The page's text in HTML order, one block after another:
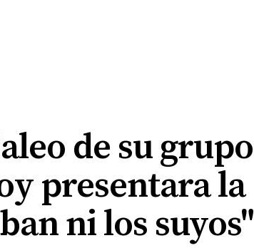
de su grupo
presentara la
ni los suyos"